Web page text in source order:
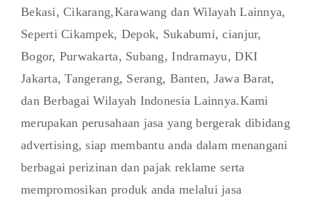
Bekasi, Cikarang,Karawang dan Wilayah Lainnya,
Seperti Cikampek, Depok, Sukabumi, cianjur,
Bogor, Purwakarta, Subang, Indramayu, DKI
Jakarta, Tangerang, Serang, Banten, Jawa Barat,
dan Berbagai Wilayah Indonesia Lainnya.Kami
merupakan perusahaan jasa yang bergerak dibidang
advertising, siap membantu anda dalam menangani
berbagai perizinan dan pajak reklame serta
mempromosikan produk anda melalui jasa